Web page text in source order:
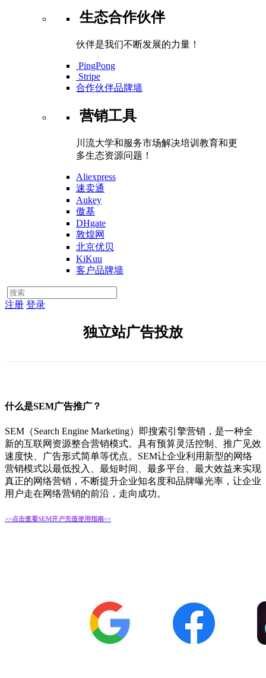
生态合作伙伴
伙伴是我们不断发展的力量！
PingPong
Stripe
合作伙伴品牌墙
营销工具
川流大学和服务市场解决培训教育和更
多生态资源问题！
Aliexpress
速卖通
Aukey
傲基
DHgate
敦煌网
北京优贝
KiKuu
客户品牌墙
注册 登录
独立站广告投放
什么是SEM广告推广？
SEM（Search Engine Marketing）即搜索引擎营销，是一种全
新的互联网资源整合营销模式。具有预算灵活控制、推广见效
速度快、广告形式简单等优点。SEM让企业利用新型的网络
营销模式以最低投入、最短时间、最多平台、最大效益来实现
真正的网络营销，不断提升企业知名度和品牌曝光率，让企业
用户走在网络营销的前沿，走向成功。
>>点击查看SEM开户充值使用指南<<